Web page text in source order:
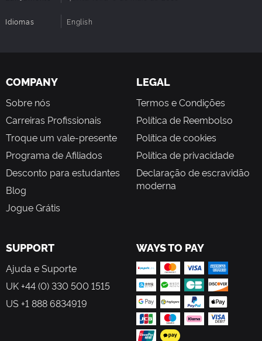
Idiomas English
COMPANY
Sobre nós
Carreiras Profissionais
Troque um vale-presente
Programa de Afiliados
Desconto para estudantes
Blog
Jogue Grátis
LEGAL
Termos e Condições
Política de Reembolso
Política de cookies
Política de privacidade
Declaração de escravidão
moderna
SUPPORT
Ajuda e Suporte
UK +44 (0) 330 500 1515
US +1 888 6834919
WAYS TO PAY